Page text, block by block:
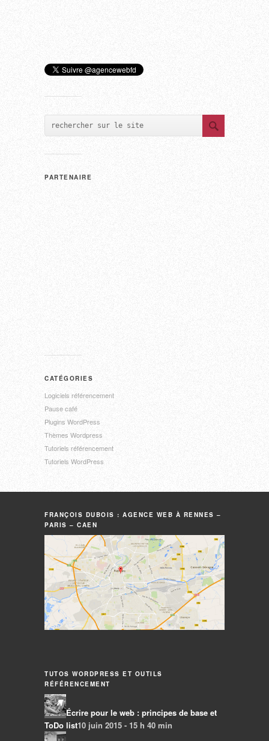
PARTENAIRE
CATÉGORIES
Logiciels référencement
Pause café
Plugins WordPress
Thèmes Wordpress
Tutoriels référencement
Tutoriels WordPress
FRANÇOIS DUBOIS : AGENCE WEB À RENNES –
PARIS – CAEN
TUTOS WORDPRESS ET OUTILS
RÉFÉRENCEMENT
Écrire pour le web : principes de base et
ToDo list10 juin 2015 - 15 h 40 min